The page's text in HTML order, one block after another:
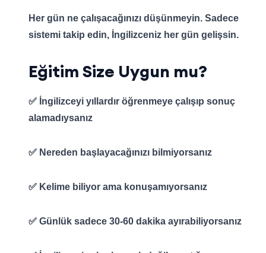
Her gün ne çalışacağınızı düşünmeyin. Sadece
sistemi takip edin, İngilizceniz her gün gelişsin.
Eğitim Size Uygun mu?
✅ İngilizceyi yıllardır öğrenmeye çalışıp sonuç
alamadıysanız
✅ Nereden başlayacağınızı bilmiyorsanız
✅ Kelime biliyor ama konuşamıyorsanız
✅ Günlük sadece 30-60 dakika ayırabiliyorsanız